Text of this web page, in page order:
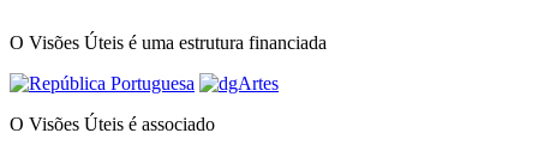
O Visões Úteis é uma estrutura financiada
O Visões Úteis é associado